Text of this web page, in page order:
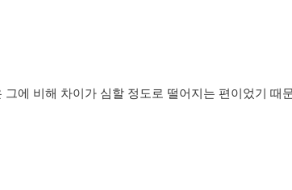
에 비해 차이가 심할 정도로 떨어지는 편이었기